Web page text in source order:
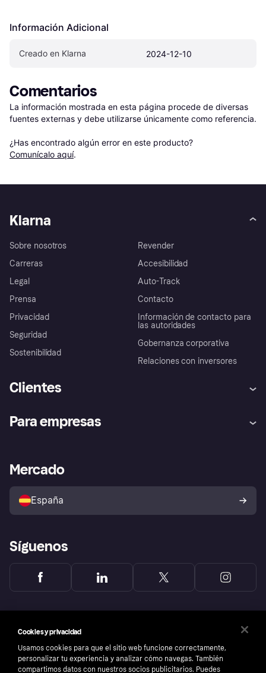
Información Adicional
Creado en Klarna 2024-12-10
Comentarios
La información mostrada en esta página procede de diversas
fuentes externas y debe utilizarse únicamente como referencia.
¿Has encontrado algún error en este producto?
Comunícalo aquí.
Klarna
Sobre nosotros
Carreras
Legal
Prensa
Privacidad
Seguridad
Sostenibilidad
Revender
Accesibilidad
Auto-Track
Contacto
Información de contacto para
las autoridades
Gobernanza corporativa
Relaciones con inversores
Clientes
Inicio de sesión
Directorio de tiendas
Política de protección al
comprador de Klarna
Reclamaciones
Para empresas
Acceso empresas
Mercado
España
Síguenos
Cookies y privacidad
Usamos cookies para que el sitio web funcione correctamente,
personalizar tu experiencia y analizar cómo navegas. También
compartimos datos con nuestros socios publicitarios. Puedes